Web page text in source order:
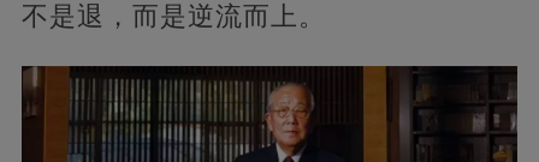
不是退，而是逆流而上。